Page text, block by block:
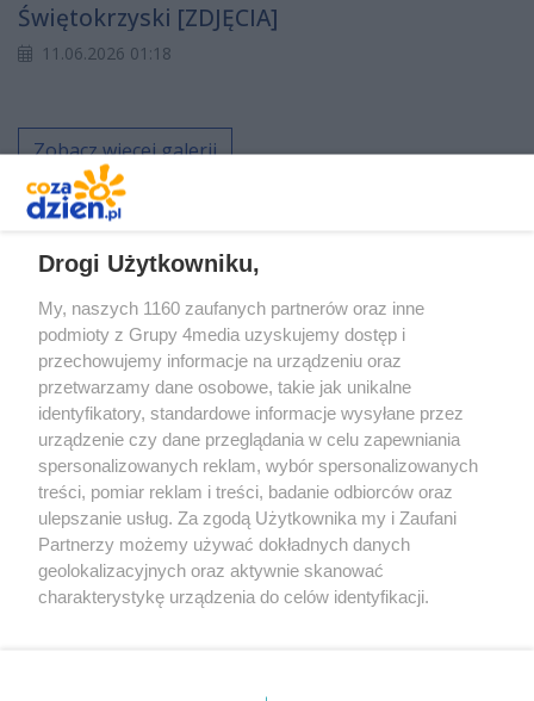
Świętokrzyski [ZDJĘCIA]
11.06.2026 01:18
Zobacz więcej galerii
Prywatność Reklama Redakcja Praca Kielce
Drogi Użytkowniku,
My, naszych 1160 zaufanych partnerów oraz inne
podmioty z Grupy 4media uzyskujemy dostęp i
przechowujemy informacje na urządzeniu oraz
przetwarzamy dane osobowe, takie jak unikalne
identyfikatory, standardowe informacje wysyłane przez
urządzenie czy dane przeglądania w celu zapewniania
spersonalizowanych reklam, wybór spersonalizowanych
treści, pomiar reklam i treści, badanie odbiorców oraz
ulepszanie usług. Za zgodą Użytkownika my i Zaufani
Partnerzy możemy używać dokładnych danych
geolokalizacyjnych oraz aktywnie skanować
charakterystykę urządzenia do celów identyfikacji.